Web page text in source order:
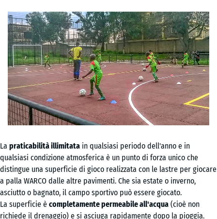
La praticabilità illimitata in qualsiasi periodo dell'anno e in
qualsiasi condizione atmosferica è un punto di forza unico che
distingue una superficie di gioco realizzata con le lastre per giocare
a palla WARCO dalle altre pavimenti. Che sia estate o inverno,
asciutto o bagnato, il campo sportivo può essere giocato.
La superficie è completamente permeabile all'acqua (cioè non
richiede il drenaggio) e si asciuga rapidamente dopo la pioggia.